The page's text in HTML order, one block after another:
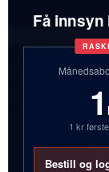
Få innsyn
1
1 kr
Bestill og